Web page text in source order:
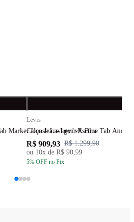
Marker Loose Lavagem Escura
Levis
Calça Jeans Levi's® Blue Tab
R$ 909,93 R$ 1.299,90
ou 10x de R$ 90,99
5% OFF no Pix